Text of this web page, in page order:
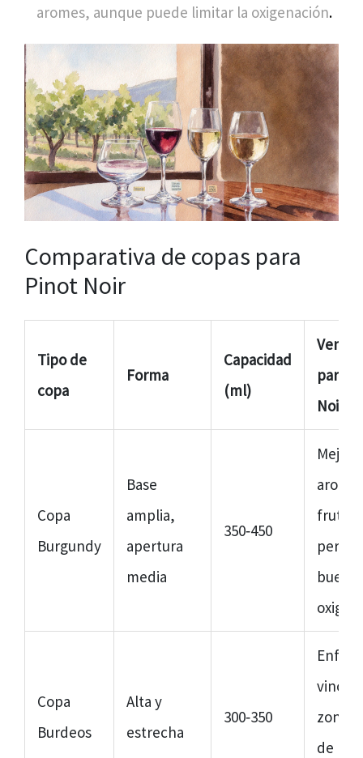
aromes, aunque puede limitar la oxigenación.
Comparativa de copas para
Pinot Noir
Tipo de
copa
Forma
Capacidad
(ml)
para
Noir
Copa
Burgundy
Base
amplia,
apertura
media
350‑450
Mejora
buena
Copa
Burdeos
Alta y
estrecha
300‑350
vino
zona
de la